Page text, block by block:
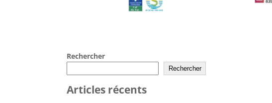
Rechercher
Rechercher
Articles récents